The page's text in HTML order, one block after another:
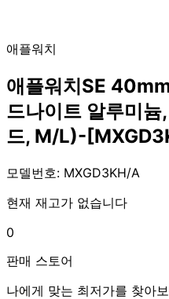
애플워치
애플워치SE
드나이트 알루미늄
드, M/L)-
모델번호: MXGD3KH/A
현재 재고가 없습니다
0
판매 스토어
나에게 맞는 최저가를 찾아